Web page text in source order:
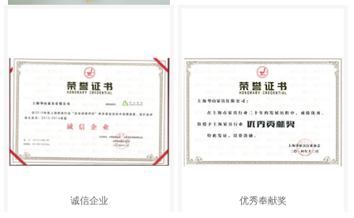
诚信企业 优秀奉献奖